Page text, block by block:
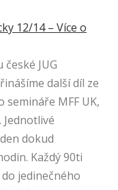
JUG
další díl ze
semináře MFF UK,
dokud
Každý 90ti
jedinečného